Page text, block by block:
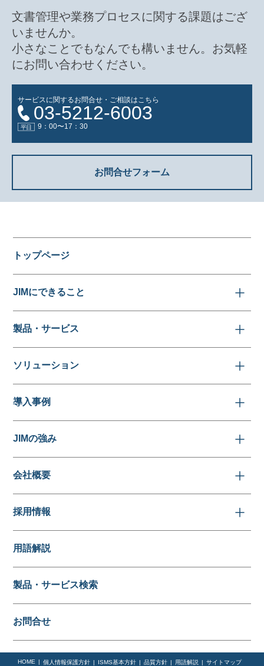
文書管理や業務プロセスに関する課題はござ
いませんか。
小さなことでもなんでも構いません。お気軽
にお問い合わせください。
サービスに関するお問合せ・ご相談はこちら
03-5212-6003
9：00〜17：30
お問合せフォーム
トップページ
JIMにできること
製品・サービス
ソリューション
導入事例
JIMの強み
会社概要
採用情報
用語解説
製品・サービス検索
お問合せ
HOME 個人情報保護方針 ISMS基本方針 品質方針 用語解説 サイトマップ